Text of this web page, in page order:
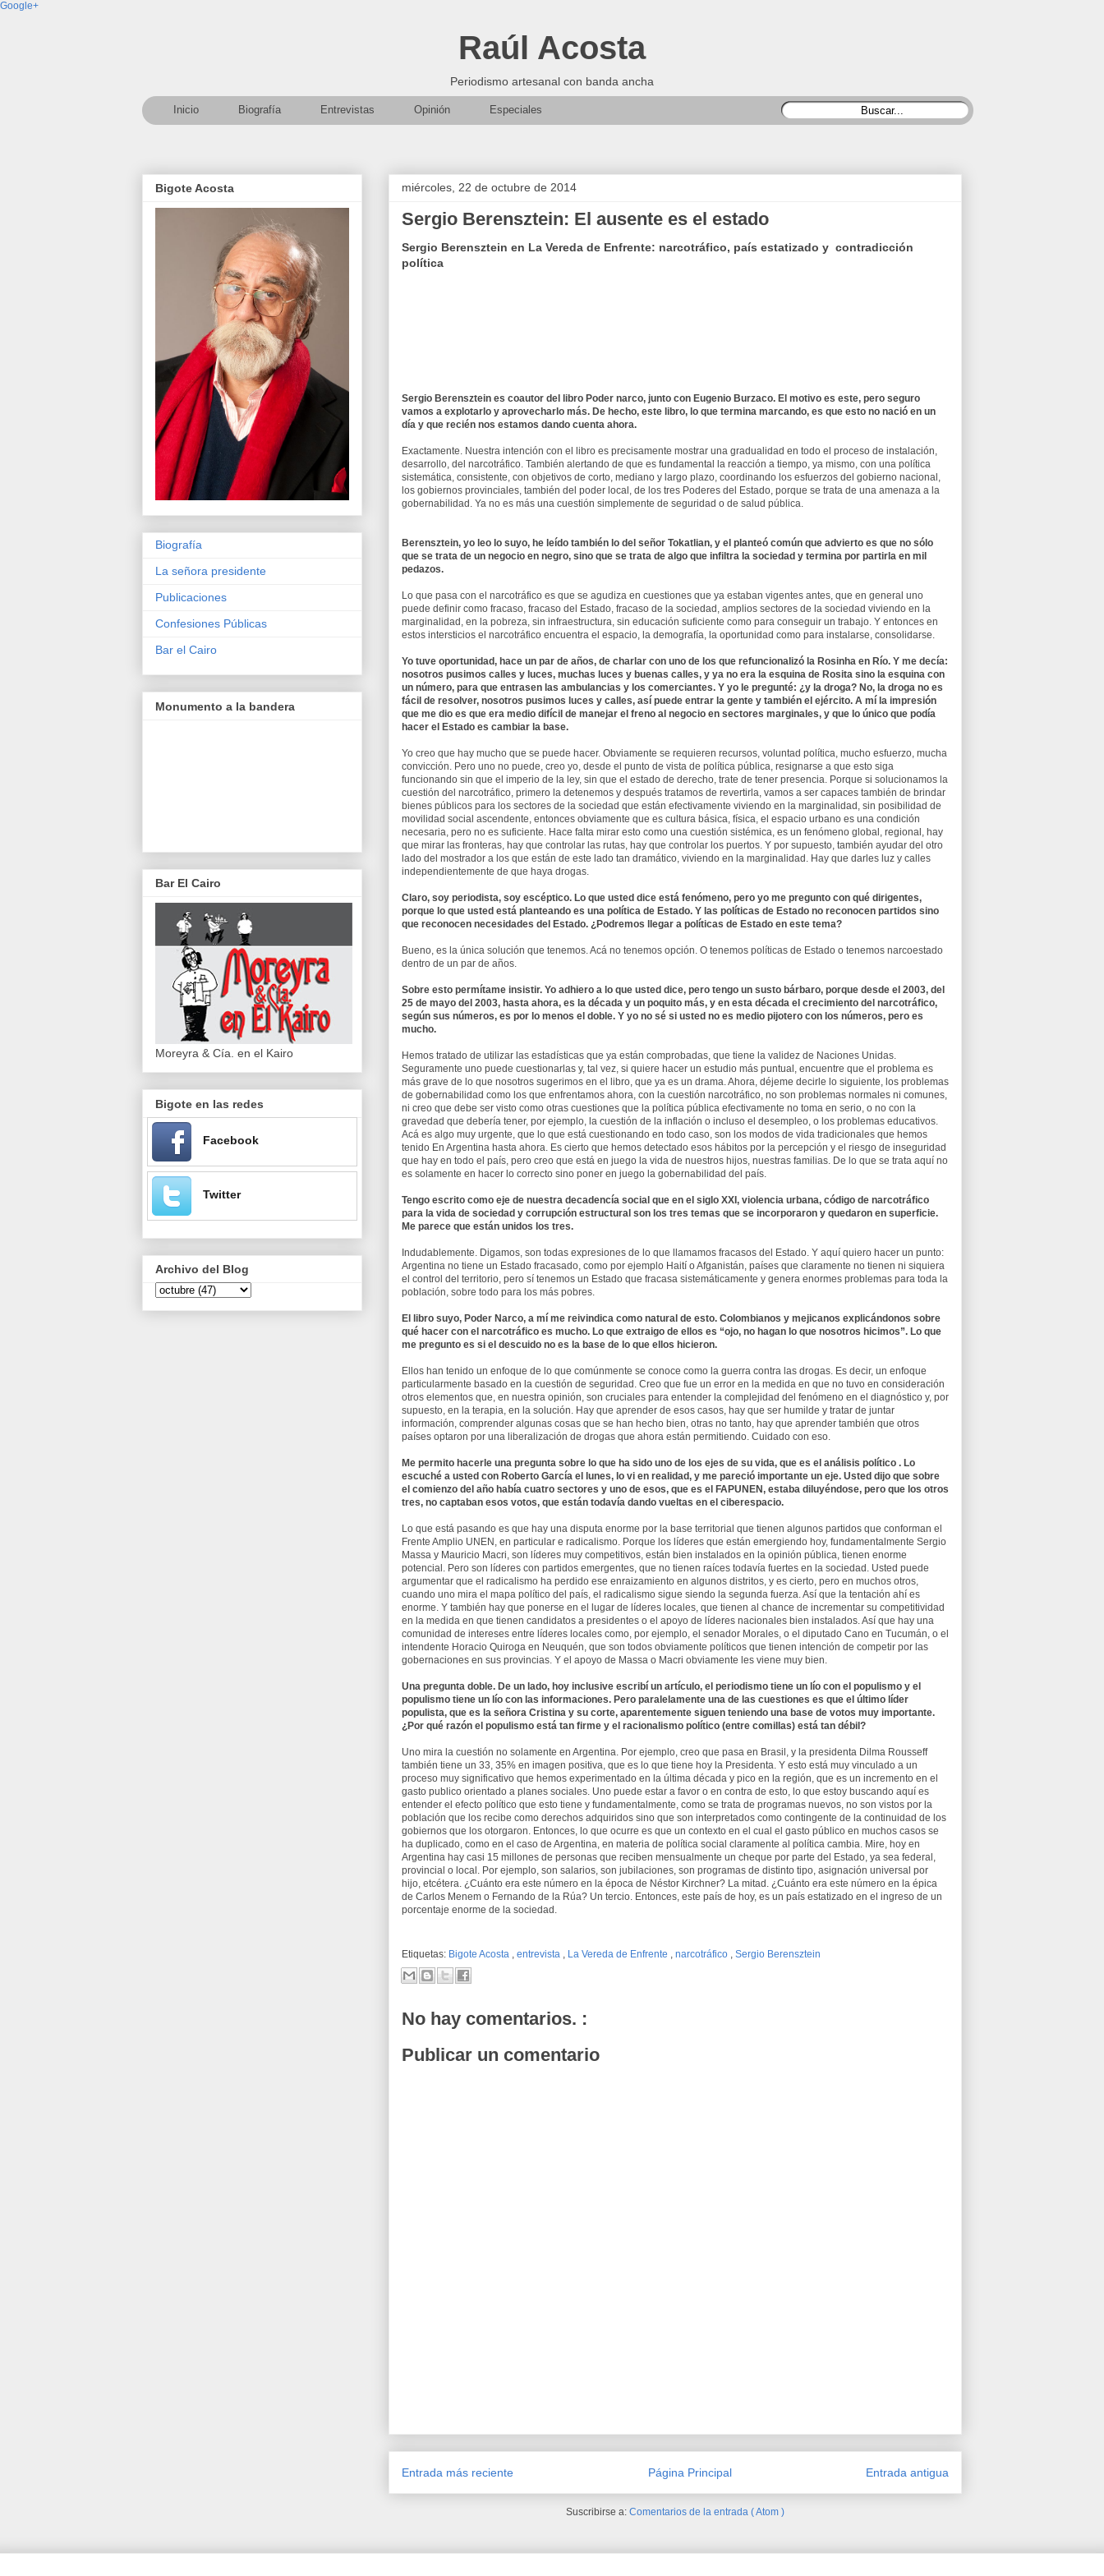
Google+
Raúl Acosta
Periodismo artesanal con banda ancha
Inicio Biografía Entrevistas Opinión Especiales
miércoles, 22 de octubre de 2014
Sergio Berensztein: El ausente es el estado
Sergio Berensztein en La Vereda de Enfrente: narcotráfico, país estatizado y contradicción
política
Sergio Berensztein es coautor del libro Poder narco, junto con Eugenio Burzaco. El motivo es este, pero seguro
vamos a explotarlo y aprovecharlo más. De hecho, este libro, lo que termina marcando, es que esto no nació en un
día y que recién nos estamos dando cuenta ahora.
Exactamente. Nuestra intención con el libro es precisamente mostrar una gradualidad en todo el proceso de instalación,
desarrollo, del narcotráfico. También alertando de que es fundamental la reacción a tiempo, ya mismo, con una política
sistemática, consistente, con objetivos de corto, mediano y largo plazo, coordinando los esfuerzos del gobierno nacional,
los gobiernos provinciales, también del poder local, de los tres Poderes del Estado, porque se trata de una amenaza a la
gobernabilidad. Ya no es más una cuestión simplemente de seguridad o de salud pública.
Berensztein, yo leo lo suyo, he leído también lo del señor Tokatlian, y el planteó común que advierto es que no sólo
que se trata de un negocio en negro, sino que se trata de algo que infiltra la sociedad y termina por partirla en mil
pedazos.
Lo que pasa con el narcotráfico es que se agudiza en cuestiones que ya estaban vigentes antes, que en general uno
puede definir como fracaso, fracaso del Estado, fracaso de la sociedad, amplios sectores de la sociedad viviendo en la
marginalidad, en la pobreza, sin infraestructura, sin educación suficiente como para conseguir un trabajo. Y entonces en
estos intersticios el narcotráfico encuentra el espacio, la demografía, la oportunidad como para instalarse, consolidarse.
Yo tuve oportunidad, hace un par de años, de charlar con uno de los que refuncionalizó la Rosinha en Río. Y me decía:
nosotros pusimos calles y luces, muchas luces y buenas calles, y ya no era la esquina de Rosita sino la esquina con
un número, para que entrasen las ambulancias y los comerciantes. Y yo le pregunté: ¿y la droga? No, la droga no es
fácil de resolver, nosotros pusimos luces y calles, así puede entrar la gente y también el ejército. A mí la impresión
que me dio es que era medio difícil de manejar el freno al negocio en sectores marginales, y que lo único que podía
hacer el Estado es cambiar la base.
Yo creo que hay mucho que se puede hacer. Obviamente se requieren recursos, voluntad política, mucho esfuerzo, mucha
convicción. Pero uno no puede, creo yo, desde el punto de vista de política pública, resignarse a que esto siga
funcionando sin que el imperio de la ley, sin que el estado de derecho, trate de tener presencia. Porque si solucionamos la
cuestión del narcotráfico, primero la detenemos y después tratamos de revertirla, vamos a ser capaces también de brindar
bienes públicos para los sectores de la sociedad que están efectivamente viviendo en la marginalidad, sin posibilidad de
movilidad social ascendente, entonces obviamente que es cultura básica, física, el espacio urbano es una condición
necesaria, pero no es suficiente. Hace falta mirar esto como una cuestión sistémica, es un fenómeno global, regional, hay
que mirar las fronteras, hay que controlar las rutas, hay que controlar los puertos. Y por supuesto, también ayudar del otro
lado del mostrador a los que están de este lado tan dramático, viviendo en la marginalidad. Hay que darles luz y calles
independientemente de que haya drogas.
Claro, soy periodista, soy escéptico. Lo que usted dice está fenómeno, pero yo me pregunto con qué dirigentes,
porque lo que usted está planteando es una política de Estado. Y las políticas de Estado no reconocen partidos sino
que reconocen necesidades del Estado. ¿Podremos llegar a políticas de Estado en este tema?
Bueno, es la única solución que tenemos. Acá no tenemos opción. O tenemos políticas de Estado o tenemos narcoestado
dentro de un par de años.
Sobre esto permítame insistir. Yo adhiero a lo que usted dice, pero tengo un susto bárbaro, porque desde el 2003, del
25 de mayo del 2003, hasta ahora, es la década y un poquito más, y en esta década el crecimiento del narcotráfico,
según sus números, es por lo menos el doble. Y yo no sé si usted no es medio pijotero con los números, pero es
mucho.
Hemos tratado de utilizar las estadísticas que ya están comprobadas, que tiene la validez de Naciones Unidas.
Seguramente uno puede cuestionarlas y, tal vez, si quiere hacer un estudio más puntual, encuentre que el problema es
más grave de lo que nosotros sugerimos en el libro, que ya es un drama. Ahora, déjeme decirle lo siguiente, los problemas
de gobernabilidad como los que enfrentamos ahora, con la cuestión narcotráfico, no son problemas normales ni comunes,
ni creo que debe ser visto como otras cuestiones que la política pública efectivamente no toma en serio, o no con la
gravedad que debería tener, por ejemplo, la cuestión de la inflación o incluso el desempleo, o los problemas educativos.
Acá es algo muy urgente, que lo que está cuestionando en todo caso, son los modos de vida tradicionales que hemos
tenido En Argentina hasta ahora. Es cierto que hemos detectado esos hábitos por la percepción y el riesgo de inseguridad
que hay en todo el país, pero creo que está en juego la vida de nuestros hijos, nuestras familias. De lo que se trata aquí no
es solamente en hacer lo correcto sino poner en juego la gobernabilidad del país.
Tengo escrito como eje de nuestra decadencía social que en el siglo XXI, violencia urbana, código de narcotráfico
para la vida de sociedad y corrupción estructural son los tres temas que se incorporaron y quedaron en superficie.
Me parece que están unidos los tres.
Indudablemente. Digamos, son todas expresiones de lo que llamamos fracasos del Estado. Y aquí quiero hacer un punto:
Argentina no tiene un Estado fracasado, como por ejemplo Haití o Afganistán, países que claramente no tienen ni siquiera
el control del territorio, pero sí tenemos un Estado que fracasa sistemáticamente y genera enormes problemas para toda la
población, sobre todo para los más pobres.
El libro suyo, Poder Narco, a mí me reivindica como natural de esto. Colombianos y mejicanos explicándonos sobre
qué hacer con el narcotráfico es mucho. Lo que extraigo de ellos es “ojo, no hagan lo que nosotros hicimos”. Lo que
me pregunto es si el descuido no es la base de lo que ellos hicieron.
Ellos han tenido un enfoque de lo que comúnmente se conoce como la guerra contra las drogas. Es decir, un enfoque
particularmente basado en la cuestión de seguridad. Creo que fue un error en la medida en que no tuvo en consideración
otros elementos que, en nuestra opinión, son cruciales para entender la complejidad del fenómeno en el diagnóstico y, por
supuesto, en la terapia, en la solución. Hay que aprender de esos casos, hay que ser humilde y tratar de juntar
información, comprender algunas cosas que se han hecho bien, otras no tanto, hay que aprender también que otros
países optaron por una liberalización de drogas que ahora están permitiendo. Cuidado con eso.
Me permito hacerle una pregunta sobre lo que ha sido uno de los ejes de su vida, que es el análisis político . Lo
escuché a usted con Roberto García el lunes, lo vi en realidad, y me pareció importante un eje. Usted dijo que sobre
el comienzo del año había cuatro sectores y uno de esos, que es el FAPUNEN, estaba diluyéndose, pero que los otros
tres, no captaban esos votos, que están todavía dando vueltas en el ciberespacio.
Lo que está pasando es que hay una disputa enorme por la base territorial que tienen algunos partidos que conforman el
Frente Amplio UNEN, en particular e radicalismo. Porque los líderes que están emergiendo hoy, fundamentalmente Sergio
Massa y Mauricio Macri, son líderes muy competitivos, están bien instalados en la opinión pública, tienen enorme
potencial. Pero son líderes con partidos emergentes, que no tienen raíces todavía fuertes en la sociedad. Usted puede
argumentar que el radicalismo ha perdido ese enraizamiento en algunos distritos, y es cierto, pero en muchos otros,
cuando uno mira el mapa político del país, el radicalismo sigue siendo la segunda fuerza. Así que la tentación ahí es
enorme. Y también hay que ponerse en el lugar de líderes locales, que tienen al chance de incrementar su competitividad
en la medida en que tienen candidatos a presidentes o el apoyo de líderes nacionales bien instalados. Así que hay una
comunidad de intereses entre líderes locales como, por ejemplo, el senador Morales, o el diputado Cano en Tucumán, o el
intendente Horacio Quiroga en Neuquén, que son todos obviamente políticos que tienen intención de competir por las
gobernaciones en sus provincias. Y el apoyo de Massa o Macri obviamente les viene muy bien.
Una pregunta doble. De un lado, hoy inclusive escribí un artículo, el periodismo tiene un lío con el populismo y el
populismo tiene un lío con las informaciones. Pero paralelamente una de las cuestiones es que el último líder
populista, que es la señora Cristina y su corte, aparentemente siguen teniendo una base de votos muy importante.
¿Por qué razón el populismo está tan firme y el racionalismo político (entre comillas) está tan débil?
Uno mira la cuestión no solamente en Argentina. Por ejemplo, creo que pasa en Brasil, y la presidenta Dilma Rousseff
también tiene un 33, 35% en imagen positiva, que es lo que tiene hoy la Presidenta. Y esto está muy vinculado a un
proceso muy significativo que hemos experimentado en la última década y pico en la región, que es un incremento en el
gasto publico orientado a planes sociales. Uno puede estar a favor o en contra de esto, lo que estoy buscando aquí es
entender el efecto político que esto tiene y fundamentalmente, como se trata de programas nuevos, no son vistos por la
población que los recibe como derechos adquiridos sino que son interpretados como contingente de la continuidad de los
gobiernos que los otorgaron. Entonces, lo que ocurre es que un contexto en el cual el gasto público en muchos casos se
ha duplicado, como en el caso de Argentina, en materia de política social claramente al política cambia. Mire, hoy en
Argentina hay casi 15 millones de personas que reciben mensualmente un cheque por parte del Estado, ya sea federal,
provincial o local. Por ejemplo, son salarios, son jubilaciones, son programas de distinto tipo, asignación universal por
hijo, etcétera. ¿Cuánto era este número en la época de Néstor Kirchner? La mitad. ¿Cuánto era este número en la épica
de Carlos Menem o Fernando de la Rúa? Un tercio. Entonces, este país de hoy, es un país estatizado en el ingreso de un
porcentaje enorme de la sociedad.
Etiquetas: Bigote Acosta , entrevista , La Vereda de Enfrente , narcotráfico , Sergio Berensztein
No hay comentarios. :
Publicar un comentario
Entrada más reciente Entrada antigua
Página Principal
Suscribirse a: Comentarios de la entrada ( Atom )
Bigote Acosta
Biografía
La señora presidente
Publicaciones
Confesiones Públicas
Bar el Cairo
Monumento a la bandera
Bar El Cairo
Moreyra & Cía. en el Kairo
Bigote en las redes
Facebook
Twitter
Archivo del Blog